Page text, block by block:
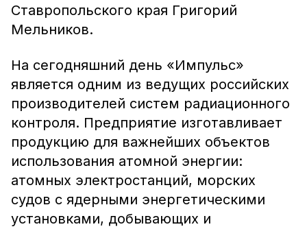
Ставропольского края Григорий
Мельников.
На сегодняшний день «Импульс»
является одним из ведущих российских
производителей систем радиационного
контроля. Предприятие изготавливает
продукцию для важнейших объектов
использования атомной энергии:
атомных электростанций, морских
судов с ядерными энергетическими
установками, добывающих и